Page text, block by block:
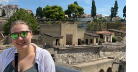
Skandinavistik studiert –
Kund:innen in steuerlichen und
bilanziellen Fragen.
ungewöhnlichen Quereinstieg
sie meistern musste und
ihr Schlüssel zum